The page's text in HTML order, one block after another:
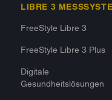
LIBRE 3
FreeStyle Libre 3
FreeStyle Libre 3 Plus
Digitale
Gesundheitslösungen